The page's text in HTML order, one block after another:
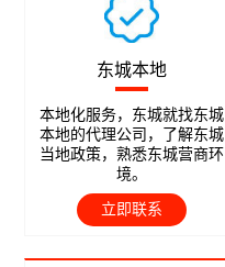
东城本地
本地化服务，东城就找东城
本地的代理公司，了解东城
当地政策，熟悉东城营商环
境。
立即联系